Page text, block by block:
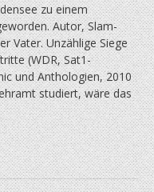
zu einem
Autor, Slam-
Vater. Unzählige Siege
(WDR, Sat1-
und Anthologien, 2010
studiert, wäre das